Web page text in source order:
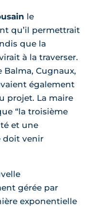
le
qu’il permettrait
que la
à la traverser.
Cugnaux,
également
projet. La maire
“la troisième
et une
doit venir
gérée par
exponentielle